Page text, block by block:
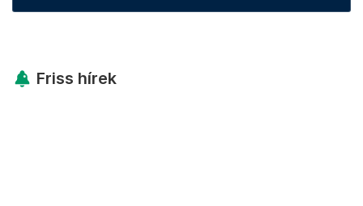
Friss hírek